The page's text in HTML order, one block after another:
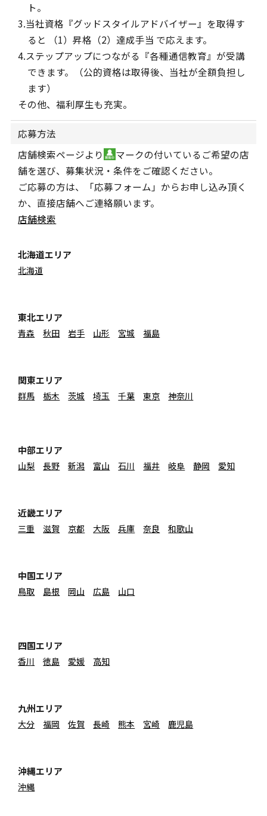
ト。
3.当社資格『グッドスタイルアドバイザー』を取得す
ると （1）昇格（2）達成手当 で応えます。
4.ステップアップにつながる『各種通信教育』が受講
できます。（公的資格は取得後、当社が全額負担し
ます）
その他、福利厚生も充実。
応募方法
店舗検索ページより
マークの付いているご希望の店
舗を選び、募集状況・条件をご確認ください。
ご応募の方は、「応募フォーム」からお申し込み頂く
か、直接店舗へご連絡願います。
店舗検索
北海道エリア
北海道
東北エリア
青森 秋田 岩手 山形 宮城 福島
関東エリア
群馬 栃木 茨城 埼玉 千葉 東京 神奈川
中部エリア
山梨 長野 新潟 富山 石川 福井 岐阜 静岡 愛知
近畿エリア
三重 滋賀 京都 大阪 兵庫 奈良 和歌山
中国エリア
鳥取 島根 岡山 広島 山口
四国エリア
香川 徳島 愛媛 高知
九州エリア
大分 福岡 佐賀 長崎 熊本 宮崎 鹿児島
沖縄エリア
沖縄